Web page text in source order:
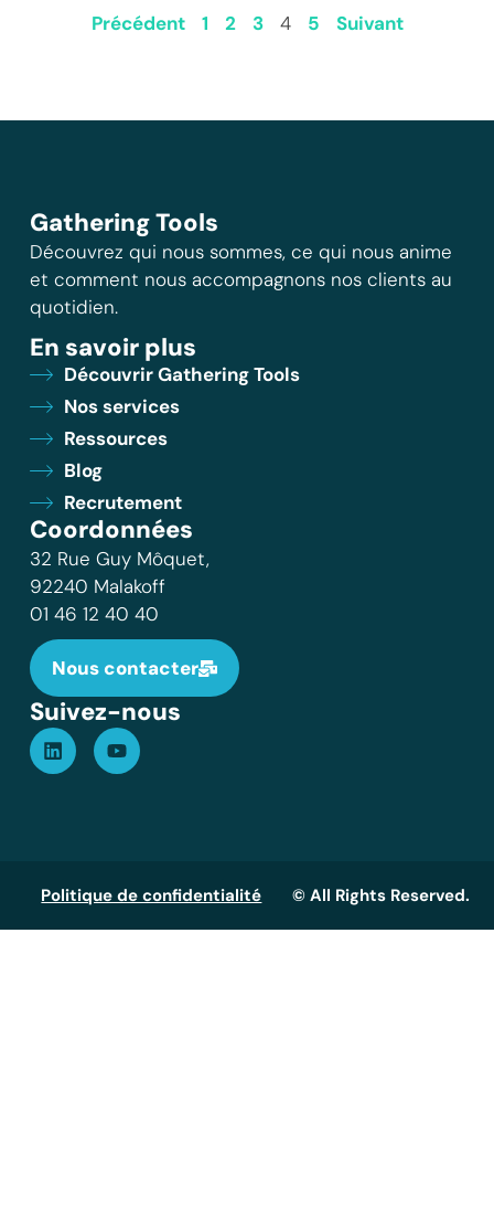
Précédent 1 2 3 4 5 Suivant
Gathering Tools
Découvrez qui nous sommes, ce qui nous anime
et comment nous accompagnons nos clients au
quotidien.
En savoir plus
Découvrir Gathering Tools
Nos services
Ressources
Blog
Recrutement
Coordonnées
32 Rue Guy Môquet,
92240 Malakoff
01 46 12 40 40
Nous contacter
Suivez-nous
Politique de confidentialité © All Rights Reserved.